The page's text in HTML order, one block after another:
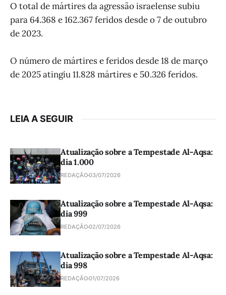
O total de mártires da agressão israelense subiu
para 64.368 e 162.367 feridos desde o 7 de outubro
de 2023.
O número de mártires e feridos desde 18 de março
de 2025 atingiu 11.828 mártires e 50.326 feridos.
LEIA A SEGUIR
Atualização sobre a Tempestade Al-Aqsa:
dia 1.000
REDAÇÃO03/07/2026
Atualização sobre a Tempestade Al-Aqsa:
dia 999
REDAÇÃO02/07/2026
Atualização sobre a Tempestade Al-Aqsa:
dia 998
REDAÇÃO01/07/2026